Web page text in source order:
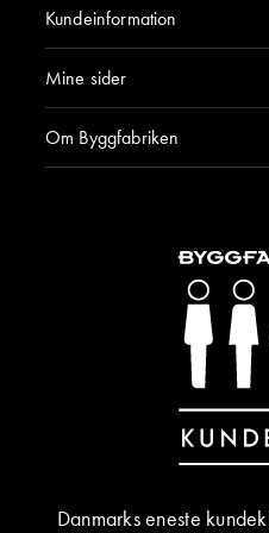
Kundeinformation
Mine sider
Om Byggfabriken
Danmarks eneste